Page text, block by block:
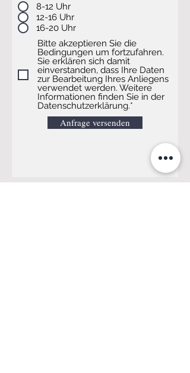
8-12 Uhr
12-16 Uhr
16-20 Uhr
Bitte akzeptieren Sie die
Bedingungen um fortzufahren.
Sie erklären sich damit
einverstanden, dass Ihre Daten
zur Bearbeitung Ihres Anliegens
verwendet werden. Weitere
Informationen finden Sie in der
Datenschutzerklärung.*
Anfrage versenden